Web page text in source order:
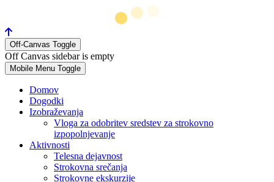
Off-Canvas Toggle
Off Canvas sidebar is empty
Mobile Menu Toggle
Domov
Dogodki
Izobraževanja
Vloga za odobritev sredstev za strokovno
izpopolnjevanje
Aktivnosti
Telesna dejavnost
Strokovna srečanja
Strokovne ekskurzije